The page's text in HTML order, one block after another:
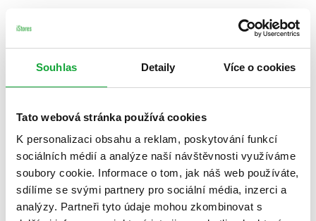
Souhlas Detaily Více o cookies
Tato webová stránka používá cookies
K personalizaci obsahu a reklam, poskytování funkcí
sociálních médií a analýze naší návštěvnosti využíváme
soubory cookie. Informace o tom, jak náš web používáte,
sdílíme se svými partnery pro sociální média, inzerci a
analýzy. Partneři tyto údaje mohou zkombinovat s